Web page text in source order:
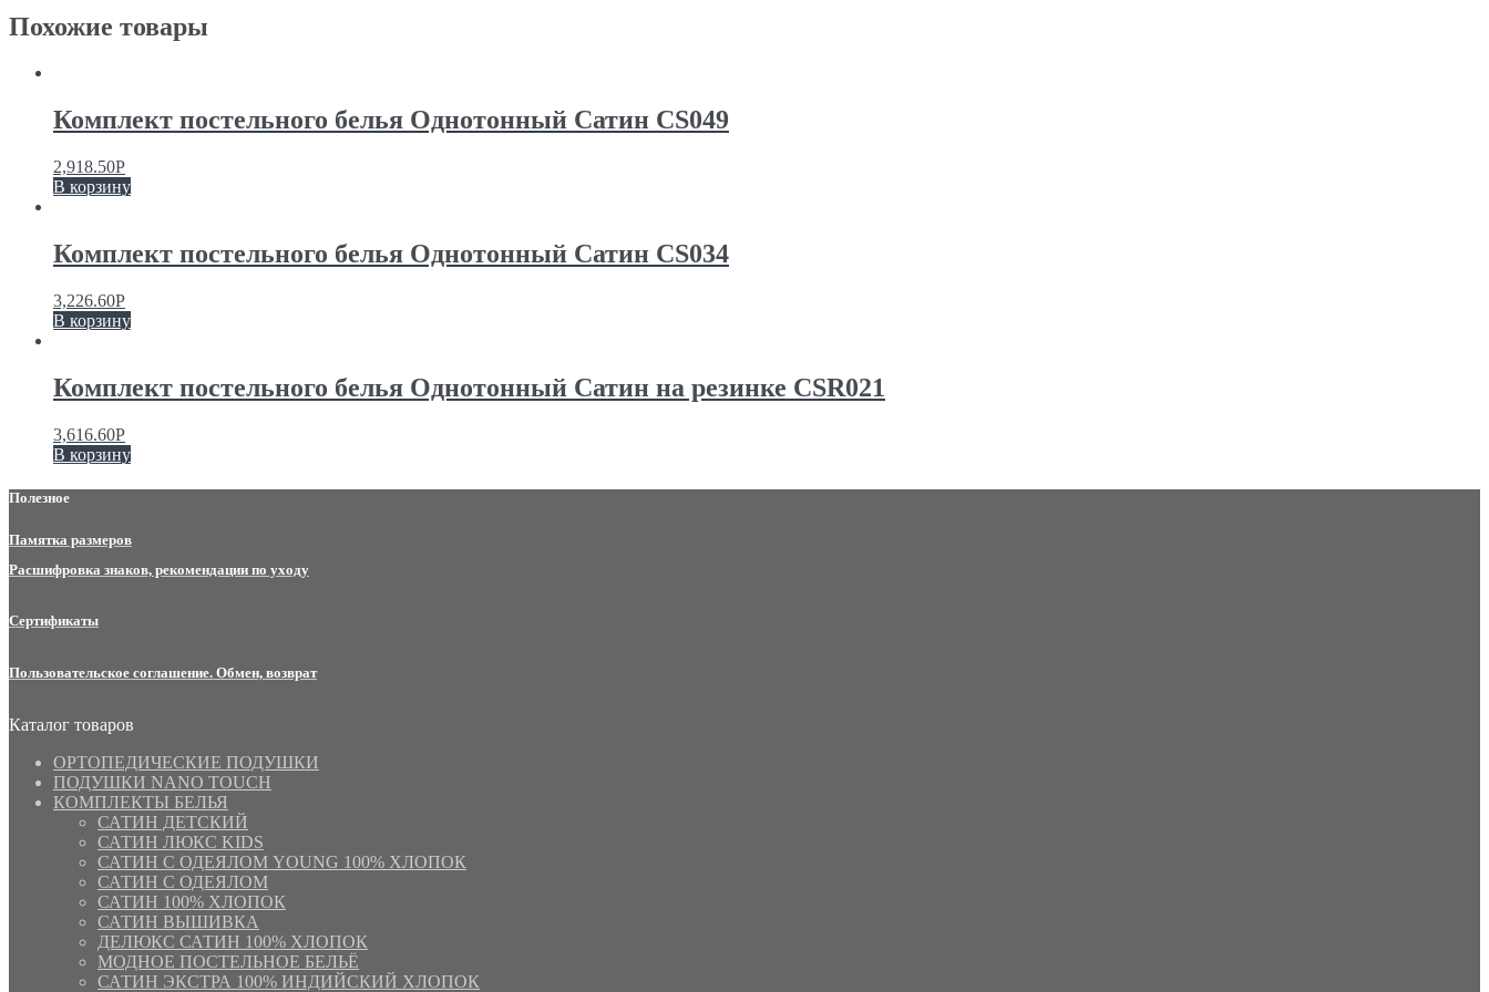
Похожие товары
Комплект постельного белья Однотонный Сатин CS049
2,918.50Р
В корзину
Комплект постельного белья Однотонный Сатин CS034
3,226.60Р
В корзину
Комплект постельного белья Однотонный Сатин на резинке CSR021
3,616.60Р
В корзину
Полезное
Памятка размеров
Расшифровка знаков, рекомендации по уходу
Сертификаты
Пользовательское соглашение. Обмен, возврат
Каталог товаров
ОРТОПЕДИЧЕСКИЕ ПОДУШКИ
ПОДУШКИ NANO TOUCH
КОМПЛЕКТЫ БЕЛЬЯ
САТИН ДЕТСКИЙ
САТИН ЛЮКС KIDS
САТИН С ОДЕЯЛОМ YOUNG 100% ХЛОПОК
САТИН С ОДЕЯЛОМ
САТИН 100% ХЛОПОК
САТИН ВЫШИВКА
ДЕЛЮКС САТИН 100% ХЛОПОК
МОДНОЕ ПОСТЕЛЬНОЕ БЕЛЬЁ
САТИН ЭКСТРА 100% ИНДИЙСКИЙ ХЛОПОК